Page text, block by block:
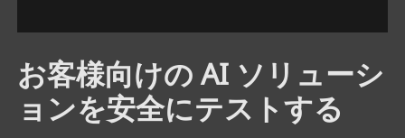
お客様向けの AI ソリューシ
ョンを安全にテストする